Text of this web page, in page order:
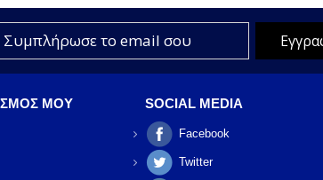
ΜΟΥ SOCIAL MEDIA
Facebook
Twitter